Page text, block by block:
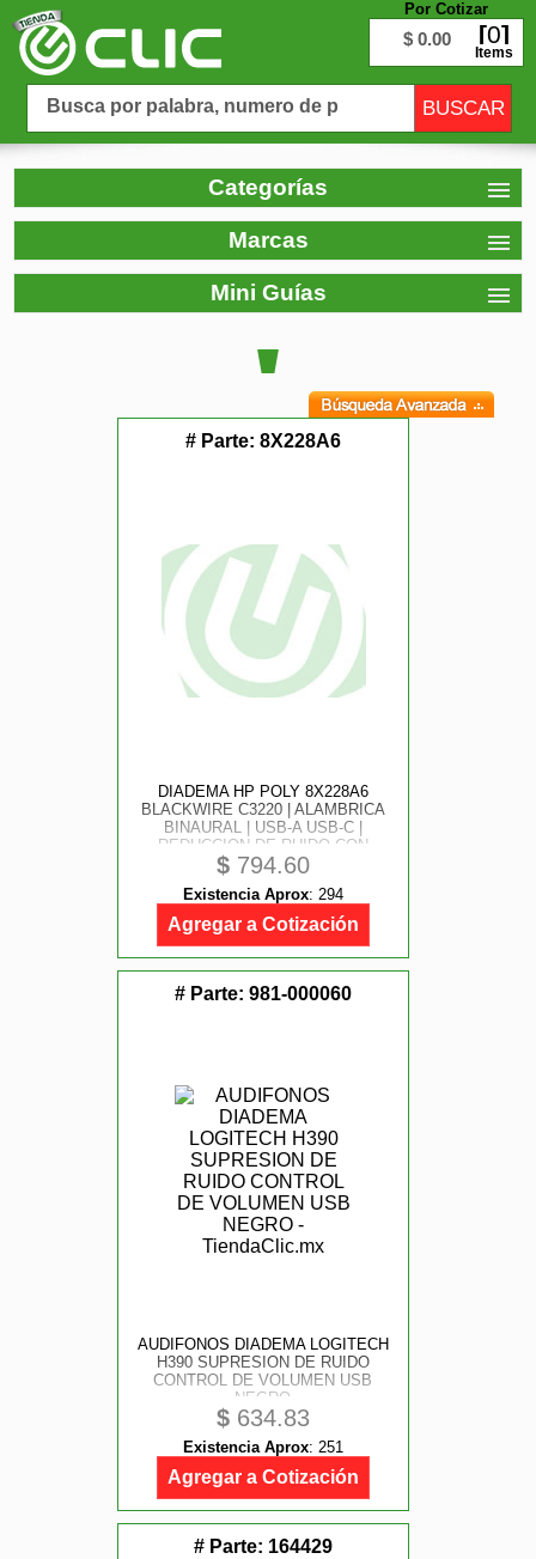
Por Cotizar
$ 0.00 0
Items
Categorías
Marcas
Mini Guías
# Parte: 8X228A6
DIADEMA HP POLY 8X228A6
BLACKWIRE C3220 | ALAMBRICA
BINAURAL | USB-A USB-C |
REDUCCION DE RUIDO CON
MICROFONO | CONTROL EN EL
CABLE | COLOR NEGRO CON
NARANJA
$ 794.60
Existencia Aprox: 294
Agregar a Cotización
# Parte: 981-000060
AUDIFONOS DIADEMA LOGITECH
H390 SUPRESION DE RUIDO
CONTROL DE VOLUMEN USB
NEGRO
$ 634.83
Existencia Aprox: 251
Agregar a Cotización
# Parte: 164429